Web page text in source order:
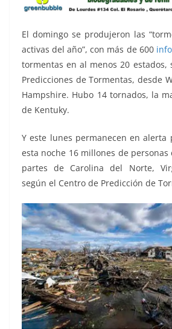
El domingo se produjeron las
activas del año”, con más de 600
tormentas en al menos 20 estados,
Predicciones de Tormentas, desde
Hampshire. Hubo 14 tornados, la
de Kentuky.
Y este lunes permanecen en alerta
esta noche 16 millones de personas
partes de Carolina del Norte,
según el Centro de Predicción de